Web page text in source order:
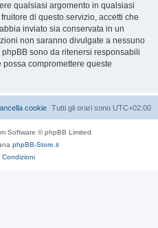
qualsiasi argomento in qualsiasi
di questo servizio, accetti che
inviato sia conservata in un
non saranno divulgate a nessuno
phpBB sono da ritenersi responsabili
compromettere queste
Tutti gli orari sono UTC+02:00
cookie
Software © phpBB Limited
phpBB-Store.it
Condizioni